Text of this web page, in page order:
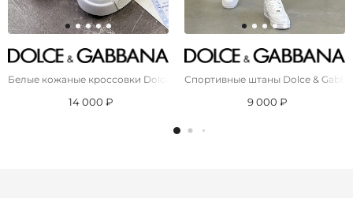
Белые кожаные кроссовки Dolce & Gabbana
14 000 ₽
Спортивные штаны Dolce &
9 000 ₽